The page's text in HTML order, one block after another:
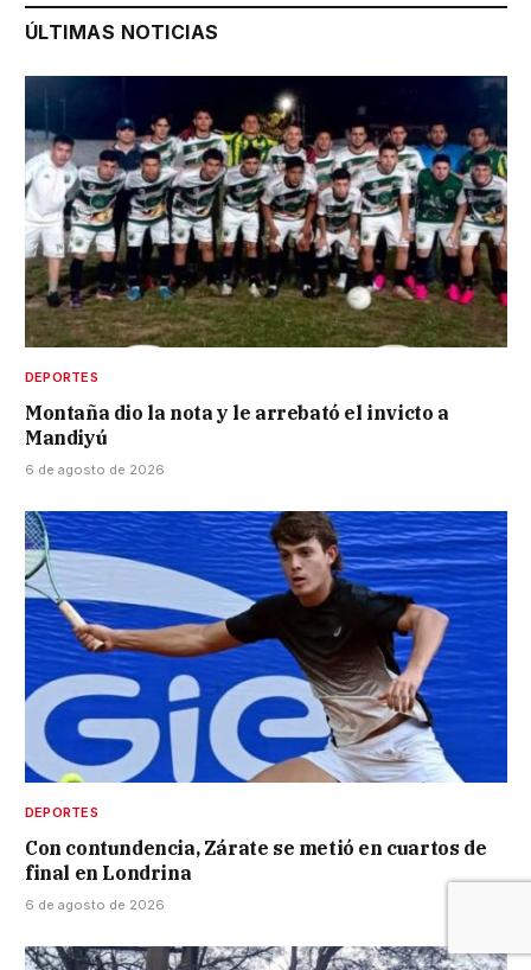
ÚLTIMAS NOTICIAS
DEPORTES
Montaña dio la nota y le arrebató el invicto a
Mandiyú
6 de agosto de 2026
DEPORTES
Con contundencia, Zárate se metió en cuartos de
final en Londrina
6 de agosto de 2026